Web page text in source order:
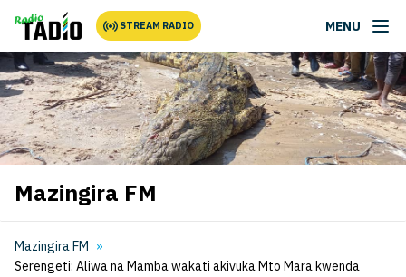
STREAM RADIO MENU
Mazingira FM
Mazingira FM
Serengeti: Aliwa na Mamba wakati akivuka Mto Mara kwenda